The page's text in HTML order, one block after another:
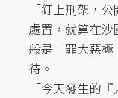
「釘上刑架，
處置，就算在
般是「罪大惡
待。
「今天發生的